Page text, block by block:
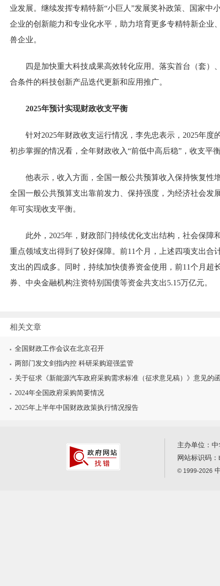
业发展。继续发挥专精特新“小巨人”发展奖补政策、国家中
企业的创新能力和专业化水平，助力培育更多专精特新企业
兽企业。
四是加快重大科技成果高效转化应用。落实首台（套）
合条件的科技创新产品迭代更新和应用推广。
2025年预计实现财政收支平衡
针对2025年财政收支运行情况，李先忠表示，2025年度
初步掌握的情况看，全年财政收入“前低中高后稳”，收支平
他表示，收入方面，全国一般公共预算收入保持恢复性
全国一般公共预算支出靠前发力、保持强度，为经济社会发
年可实现收支平衡。
此外，2025年，财政部门持续优化支出结构，社会保障
重点领域支出得到了较好保障。前11个月，上述四项支出合
支出的四成多。同时，持续加快债券资金使用，前11个月超
券、中央金融机构注资特别国债等资金共支出5.15万亿元。
相关文章
全国财政工作会议在北京召开
两部门发文剑指内控 科研采购迎强监管
关于征求《新能源汽车政府采购需求标准（征求意见稿）》意见的
2024年全国政府采购简要情况
2025年上半年中国财政政策执行情况报告
主办单位：
网站标识码：
© 1999-2026